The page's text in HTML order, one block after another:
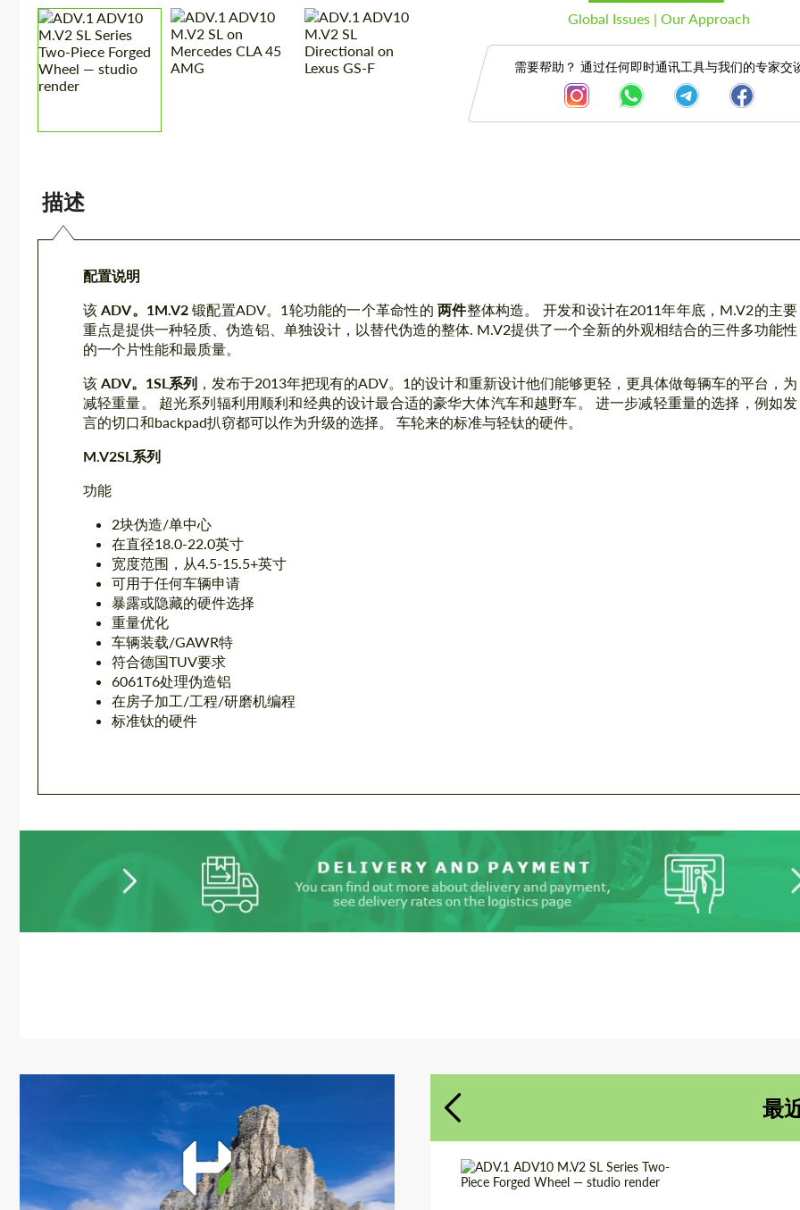
Global Issues | Our Approach
需要帮助？ 通过任何即时通讯工具与我们的专家交
描述
配置说明
该ADV。1M.V2锻配置ADV。1轮功能的一个革命性的两件整体构造。 开发和设计在2011年年底，M.V2的主要
重点是提供一种轻质、伪造铝、单独设计，以替代伪造的整体. M.V2提供了一个全新的外观相结合的三件多功能性
的一个片性能和最质量。
该ADV。1SL系列 ，发布于2013年把现有的ADV。1的设计和重新设计他们能够更轻，更具体做每辆车的平台，为
减轻重量。 超光系列辐利用顺利和经典的设计最合适的豪华大体汽车和越野车。 进一步减轻重量的选择，例如发
言的切口和backpad扒窃都可以作为升级的选择。 车轮来的标准与轻钛的硬件。
M.V2SL系列
功能
2块伪造/单中心
在直径18.0-22.0英寸
宽度范围，从4.5-15.5+英寸
可用于任何车辆申请
暴露或隐藏的硬件选择
重量优化
车辆装载/GAWR特
符合德国TUV要求
6061T6处理伪造铝
在房子加工/工程/研磨机编程
标准钛的硬件
最
Please use this form to fill in some basic
information for your price request. We will
contact you within 1 business day with our
most competitive offer.
我们讲您的语言
Please use this form to fill in some basic
information for your price request. We will
contact you within 1 business day with our
most competitive offer.
我们讲您的语言